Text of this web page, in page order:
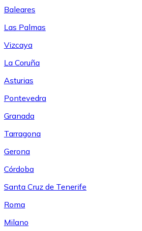
Baleares
Las Palmas
Vizcaya
La Coruña
Asturias
Pontevedra
Granada
Tarragona
Gerona
Córdoba
Santa Cruz de Tenerife
Roma
Milano